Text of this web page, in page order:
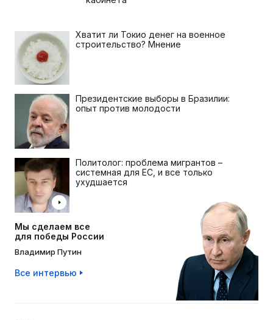
Хватит ли Токио денег на военное
строительство? Мнение
Президентские выборы в Бразилии:
опыт против молодости
Политолог: проблема мигрантов –
системная для ЕС, и все только
ухудшается
Мы сделаем все
для победы России
Владимир Путин
Все интервью